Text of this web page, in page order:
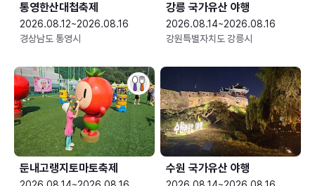
통영한산대첩축제
2026.08.12~2026.08.16
경상남도 통영시
강릉 국가유산 야행
2026.08.14~2026.08.16
강원특별자치도 강릉시
둔내고랭지토마토축제 수원 국가유산 야행